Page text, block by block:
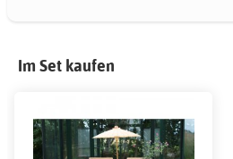
Im Set kaufen